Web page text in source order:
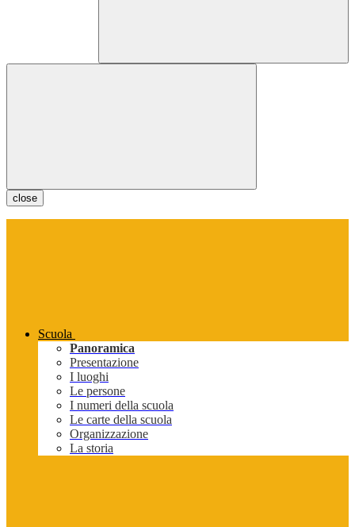
close
Scuola
Panoramica
Presentazione
I luoghi
Le persone
I numeri della scuola
Le carte della scuola
Organizzazione
La storia